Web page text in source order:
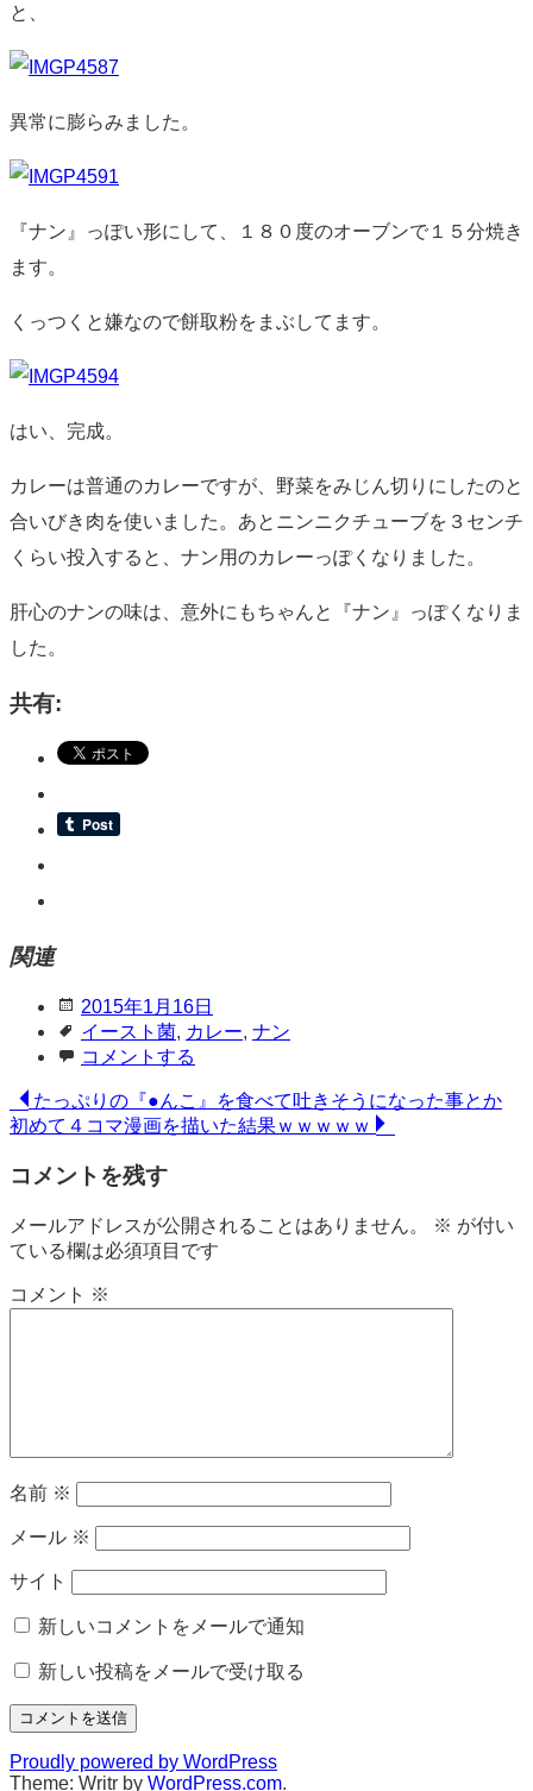
と、
異常に膨らみました。
『ナン』っぽい形にして、１８０度のオーブンで１５分焼き
ます。
くっつくと嫌なので餅取粉をまぶしてます。
はい、完成。
カレーは普通のカレーですが、野菜をみじん切りにしたのと
合いびき肉を使いました。あとニンニクチューブを３センチ
くらい投入すると、ナン用のカレーっぽくなりました。
肝心のナンの味は、意外にもちゃんと『ナン』っぽくなりま
した。
共有:
関連
日
時
2015年1月16日
タ
グ
イースト菌, カレー, ナン
コ
ン
ト
コメントする
投
稿
ナ
ビ
ゲ
ー
たっぷりの『●んこ』を食べて吐きそうになった事とか
初めて４コマ漫画を描いた結果ｗｗｗｗｗ
コメントを残す
メールアドレスが公開されることはありません。 ※ が付い
ている欄は必須項目です
コメント ※
名前 ※
メール ※
サイト
新しいコメントをメールで通知
新しい投稿をメールで受け取る
Proudly powered by WordPress
Theme: Writr by WordPress.com.